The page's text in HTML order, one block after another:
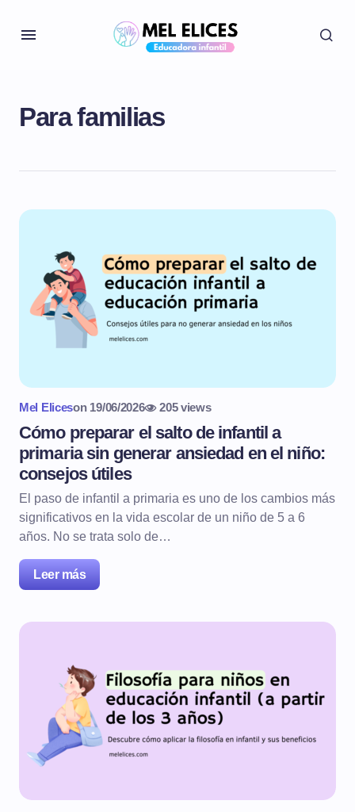
Para familias
Mel Eliceson 19/06/2026 205 views
Cómo preparar el salto de infantil a
primaria sin generar ansiedad en el niño:
consejos útiles
El paso de infantil a primaria es uno de los cambios más
significativos en la vida escolar de un niño de 5 a 6
años. No se trata solo de…
Leer más